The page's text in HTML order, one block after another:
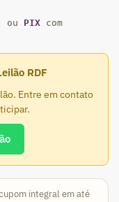
ou PIX com
RDF
Entre em contato
integral em até